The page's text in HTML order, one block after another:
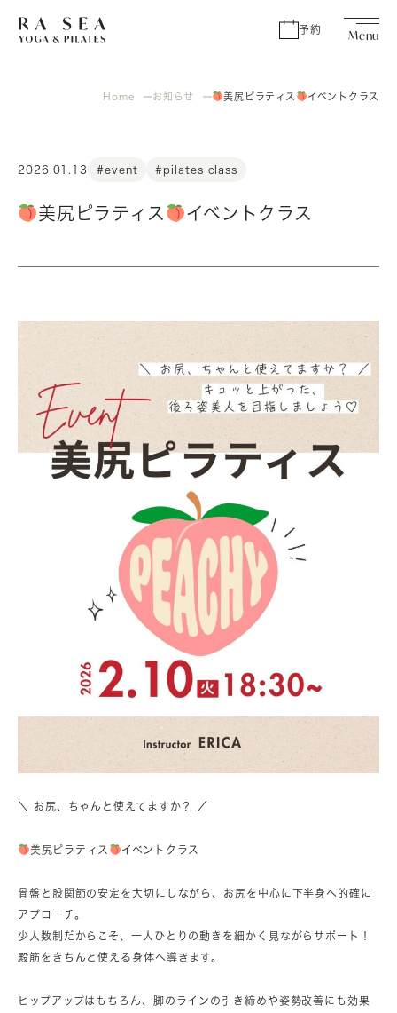
予約
Home お知らせ 美尻ピラティス イベントクラス
2026.01.13 #event #pilates class
美尻ピラティス イベントクラス
＼ お尻、ちゃんと使えてますか？ ／
美尻ピラティス イベントクラス
骨盤と股関節の安定を大切にしながら、お尻を中心に下半身へ的確に
アプローチ。
少人数制だからこそ、一人ひとりの動きを細かく見ながらサポート！
殿筋をきちんと使える身体へ導きます。
ヒップアップはもちろん、脚のラインの引き締めや姿勢改善にも効果